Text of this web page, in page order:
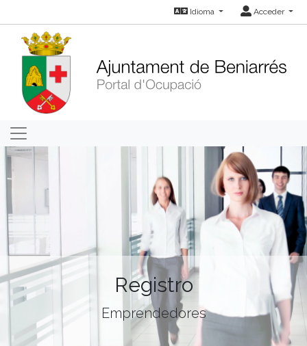
Idioma Acceder
Registro
Emprendedores